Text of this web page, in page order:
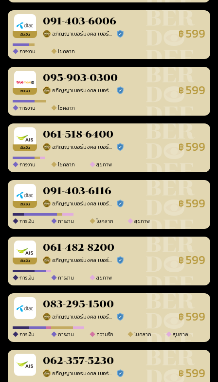
เติมเงิน
091-403-6006
อภิญญาเบอร์มงคล เบอร์สวยเลขศาสตร์ ร้านยืนยันแล้ว ฿ 599
การงาน โชคลาภ
เติมเงิน
095-903-0300
อภิญญาเบอร์มงคล เบอร์สวยเลขศาสตร์ ร้านยืนยันแล้ว ฿ 599
การงาน โชคลาภ
เติมเงิน
061-518-6400
อภิญญาเบอร์มงคล เบอร์สวยเลขศาสตร์ ร้านยืนยันแล้ว ฿ 599
การงาน โชคลาภ สุขภาพ
เติมเงิน
091-403-6116
อภิญญาเบอร์มงคล เบอร์สวยเลขศาสตร์ ร้านยืนยันแล้ว ฿ 599
การเงิน การงาน โชคลาภ สุขภาพ
เติมเงิน
061-482-8200
อภิญญาเบอร์มงคล เบอร์สวยเลขศาสตร์ ร้านยืนยันแล้ว ฿ 599
การเงิน การงาน สุขภาพ
083-295-1500
อภิญญาเบอร์มงคล เบอร์สวยเลขศาสตร์ ร้านยืนยันแล้ว ฿ 599
การเงิน การงาน ความรัก โชคลาภ สุขภาพ
062-357-5230
อภิญญาเบอร์มงคล เบอร์สวยเลขศาสตร์ ร้านยืนยันแล้ว ฿ 599